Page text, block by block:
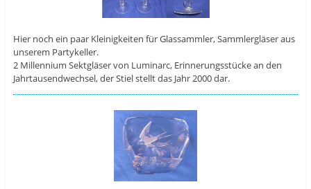
Hier noch ein paar Kleinigkeiten für Glassammler, Sammlergläser aus
unserem Partykeller.
2 Millennium Sektgläser von Luminarc, Erinnerungsstücke an den
Jahrtausendwechsel, der Stiel stellt das Jahr 2000 dar.